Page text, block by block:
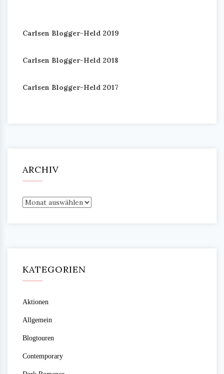
Carlsen Blogger-Held 2019
Carlsen Blogger-Held 2018
Carlsen Blogger-Held 2017
ARCHIV
Archiv
KATEGORIEN
Aktionen
Allgemein
Blogtouren
Contemporary